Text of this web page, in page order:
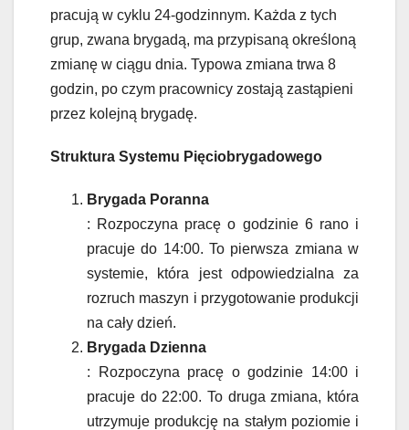
pracują w cyklu 24-godzinnym. Każda z tych
grup, zwana brygadą, ma przypisaną określoną
zmianę w ciągu dnia. Typowa zmiana trwa 8
godzin, po czym pracownicy zostają zastąpieni
przez kolejną brygadę.
Struktura Systemu Pięciobrygadowego
Brygada Poranna
: Rozpoczyna pracę o godzinie 6 rano i
pracuje do 14:00. To pierwsza zmiana w
systemie, która jest odpowiedzialna za
rozruch maszyn i przygotowanie produkcji
na cały dzień.
Brygada Dzienna
: Rozpoczyna pracę o godzinie 14:00 i
pracuje do 22:00. To druga zmiana, która
utrzymuje produkcję na stałym poziomie i